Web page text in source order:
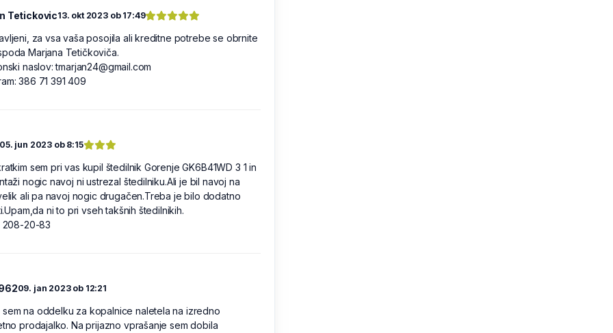
Tetickovic13. okt 2023 ob 17:49
za vsa vaša posojila ali kreditne potrebe se obrnite
Marjana Tetičkoviča.
naslov: tmarjan24@gmail.com
386 71 391 409
05. jun 2023 ob 8:15
sem pri vas kupil štedilnik Gorenje GK6B41WD 3 1 in
nogic navoj ni ustrezal štedilniku.Ali je bil navoj na
ali pa navoj nogic drugačen.Treba je bilo dodatno
ni to pri vseh takšnih štedilnikih.
208-20-83
09. jan 2023 ob 12:21
sem na oddelku za kopalnice naletela na izredno
prodajalko. Na prijazno vprašanje sem dobila